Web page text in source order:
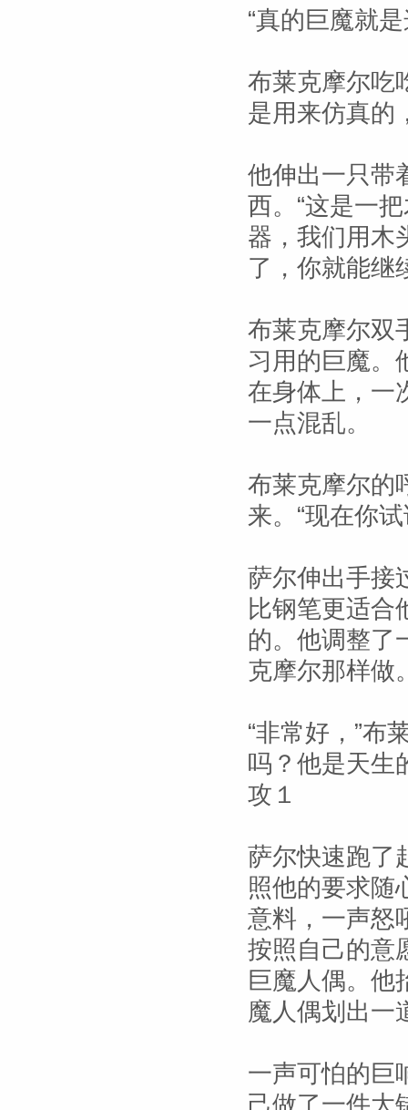
“真的巨魔就
布莱克摩尔吃
是用来仿真的
他伸出一只带
西。“这是一
器，我们用木
了，你就能继
布莱克摩尔双
习用的巨魔。
在身体上，一
一点混乱。
布莱克摩尔的
来。“现在你
萨尔伸出手接
比钢笔更适合
的。他调整了
克摩尔那样做
“非常好，”布
吗？他是天
攻１
萨尔快速跑了
照他的要求随
意料，一声怒
按照自己的意
巨魔人偶。他
魔人偶划出一
一声可怕的巨
己做了一件大